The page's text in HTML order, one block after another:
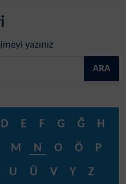
yazınız
ARA
D E F G Ğ
H
M N O Ö
P
U Ü V Y Z